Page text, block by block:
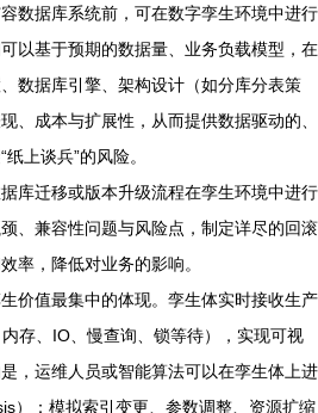
容数据库系统前，可在数字孪生环境中进行
以基于预期的数据量、业务负载模型，在
数据库引擎、架构设计（如分库分表策
、成本与扩展性，从而提供数据驱动的、
上谈兵”的风险。
据库迁移或版本升级流程在孪生环境中进行
、兼容性问题与风险点，制定详尽的回滚
率，降低对业务的影响。
生价值最集中的体现。孪生体实时接收生产
存、IO、慢查询、锁等待），实现可视
，运维人员或智能算法可以在孪生体上进
）：模拟索引变更、参数调整、资源扩缩